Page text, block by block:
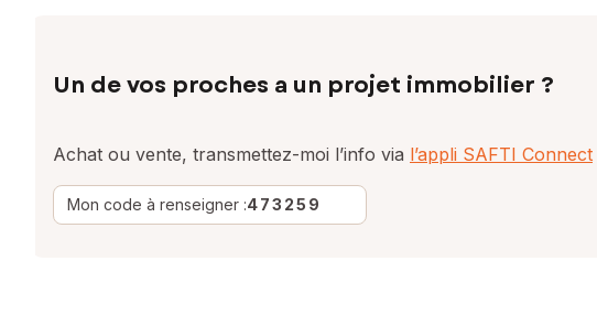
Un de vos proches a un projet immobilier ?
Achat ou vente, transmettez-moi l’info via l’appli SAFTI Connect
Mon code à renseigner :473259